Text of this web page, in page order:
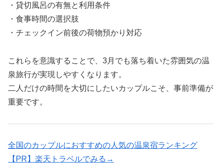
・貸切風呂の有無と利用条件
・食事時間の選択肢
・チェックイン前後の荷物預かり対応
これらを意識することで、3月でも落ち着いた雰囲気の温
泉旅行が実現しやすくなります。
二人だけの時間を大切にしたいカップルこそ、事前準備が
重要です。
全国のカップルにおすすめの人気の温泉宿ランキング
【PR】楽天トラベルでみる→